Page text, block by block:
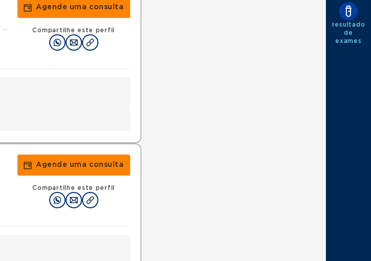
Agende uma consulta
Compartilhe este perfil
Agende uma consulta
Compartilhe este perfil
resultado
de
exames